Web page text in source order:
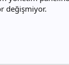
değişmiyor.